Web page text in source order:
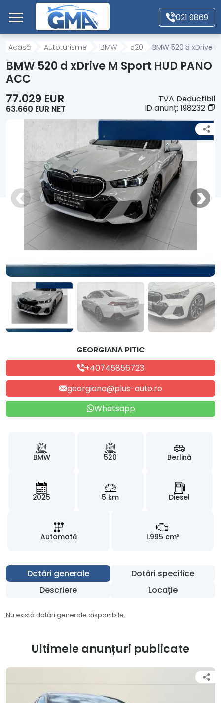
Mergi direct la conținutul principal
021 9869
Acasă
Autoturisme
Motociclete
Alte tipuri vehicule
Despre Noi
Contact
Acasă Autoturisme BMW 520 BMW 520 d xDrive
BMW 520 d xDrive M Sport HUD PANO
ACC
77.029 EUR
63.660 EUR NET
TVA Deductibil
ID anunț: 198232
GEORGIANA PITIC
+40745856723
georgiana@plus-auto.ro
Whatsapp
BMW 520 Berlină
2025 5 km Diesel
Automată 1.995 cm³
Dotări generale
Dotări specifice
Descriere
Locație
Nu există dotări generale disponibile.
Ultimele anunțuri publicate